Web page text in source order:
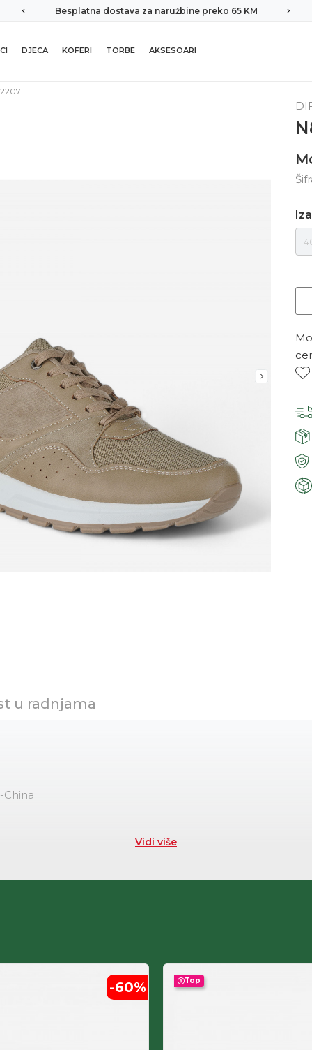
Besplatna dostava za naružbine preko 65 KM
DJECA KOFERI TORBE AKSESOARI
u radnjama
China
Vidi više
-60% Top